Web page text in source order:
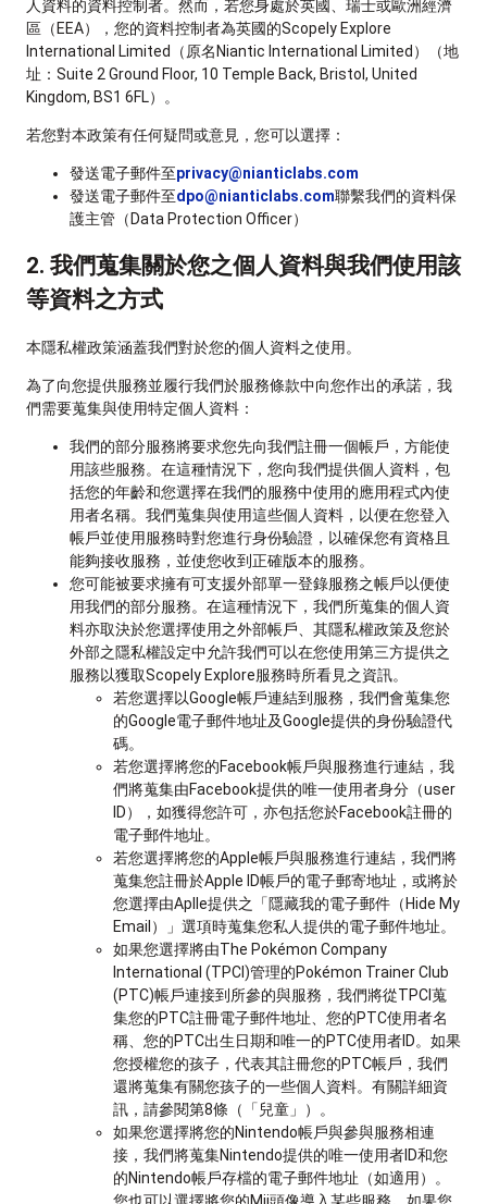
人資料的資料控制者。然而，若您身處於英國、瑞士或歐洲經濟
區（EEA），您的資料控制者為英國的Scopely Explore
International Limited（原名Niantic International Limited）（地
址：Suite 2 Ground Floor, 10 Temple Back, Bristol, United
Kingdom, BS1 6FL）。
若您對本政策有任何疑問或意見，您可以選擇：
發送電子郵件至privacy@nianticlabs.com
發送電子郵件至dpo@nianticlabs.com聯繫我們的資料保
護主管（Data Protection Officer）
2. 我們蒐集關於您之個人資料與我們使用該
等資料之方式
本隱私權政策涵蓋我們對於您的個人資料之使用。
為了向您提供服務並履行我們於服務條款中向您作出的承諾，我
們需要蒐集與使用特定個人資料：
我們的部分服務將要求您先向我們註冊一個帳戶，方能使
用該些服務。在這種情況下，您向我們提供個人資料，包
括您的年齡和您選擇在我們的服務中使用的應用程式內使
用者名稱。我們蒐集與使用這些個人資料，以便在您登入
帳戶並使用服務時對您進行身份驗證，以確保您有資格且
能夠接收服務，並使您收到正確版本的服務。
您可能被要求擁有可支援外部單一登錄服務之帳戶以便使
用我們的部分服務。在這種情況下，我們所蒐集的個人資
料亦取決於您選擇使用之外部帳戶、其隱私權政策及您於
外部之隱私權設定中允許我們可以在您使用第三方提供之
服務以獲取Scopely Explore服務時所看見之資訊。
若您選擇以Google帳戶連結到服務，我們會蒐集您
的Google電子郵件地址及Google提供的身份驗證代
碼。
若您選擇將您的Facebook帳戶與服務進行連結，我
們將蒐集由Facebook提供的唯一使用者身分（user
ID），如獲得您許可，亦包括您於Facebook註冊的
電子郵件地址。
若您選擇將您的Apple帳戶與服務進行連結，我們將
蒐集您註冊於Apple ID帳戶的電子郵寄地址，或將於
您選擇由Aplle提供之「隱藏我的電子郵件（Hide My
Email）」選項時蒐集您私人提供的電子郵件地址。
如果您選擇將由The Pokémon Company
International (TPCI)管理的Pokémon Trainer Club
(PTC)帳戶連接到所參的與服務，我們將從TPCI蒐
集您的PTC註冊電子郵件地址、您的PTC使用者名
稱、您的PTC出生日期和唯一的PTC使用者ID。如果
您授權您的孩子，代表其註冊您的PTC帳戶，我們
還將蒐集有關您孩子的一些個人資料。有關詳細資
訊，請參閱第8條（「兒童」）。
如果您選擇將您的Nintendo帳戶與參與服務相連
接，我們將蒐集Nintendo提供的唯一使用者ID和您
的Nintendo帳戶存檔的電子郵件地址（如適用）。
您也可以選擇將您的Mii頭像導入某些服務。如果您